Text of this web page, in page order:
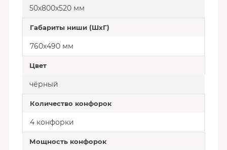
50х800х520 мм
Габариты ниши (ШхГ)
760х490 мм
Цвет
чёрный
Количество конфорок
4 конфорки
Мощность конфорок